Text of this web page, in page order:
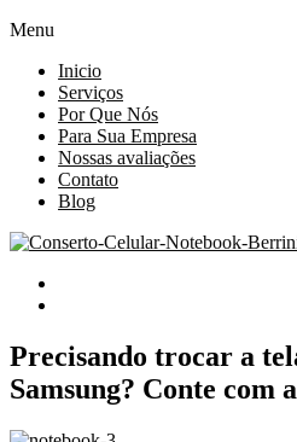
Menu
Inicio
Serviços
Por Que Nós
Para Sua Empresa
Nossas avaliações
Contato
Blog
Precisando trocar a
Samsung? Conte com